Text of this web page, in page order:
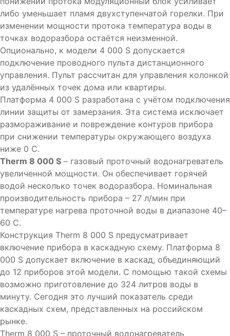
либо уменьшает пламя двухступенчатой горелки. При
изменении мощности протока температура воды в
точках водоразбора остаётся неизменной.
Опционально, к модели 4 000 S допускается
подключение проводного пульта дистанционного
управления. Пульт рассчитан для управления колонкой
из удалённых точек дома или квартиры.
Платформа 4 000 S разработана с учётом подключения
линии защиты от замерзания. Эта система исключает
размораживание и повреждение контуров прибора
при снижении температуры окружающего воздуха
ниже 0 C.
Therm 8 000 S – газовый проточный водонагреватель
увеличенной мощности. Он обеспечивает горячей
водой несколько точек водоразбора. Номинальная
производительность прибора – 27 л/мин при
температуре нагрева проточной воды в диапазоне 40–
60 C.
Конструкция Therm 8 000 S предусматривает
включение прибора в каскадную схему. Платформа 8
000 S допускает включение в каскад, объединяющий
до 12 приборов этой модели. С помощью такой схемы
возможно приготовление до 324 литров воды в
минуту. Сегодня это лучший показатель среди
каскадных схем, представленных на российском
рынке.
Therm 8 000 S – проточный водонагреватель